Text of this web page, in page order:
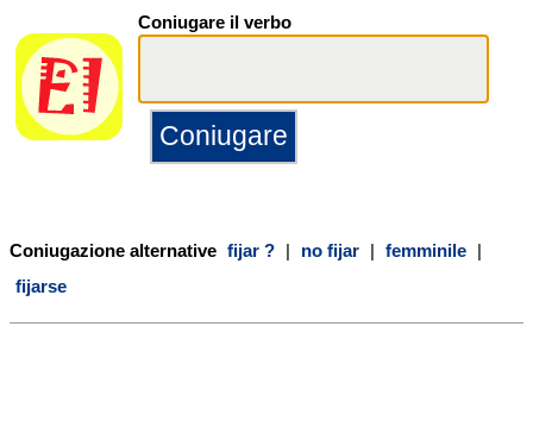
Coniugare il verbo
Coniugazione alternative fijar ? | no fijar | femminile |
fijarse